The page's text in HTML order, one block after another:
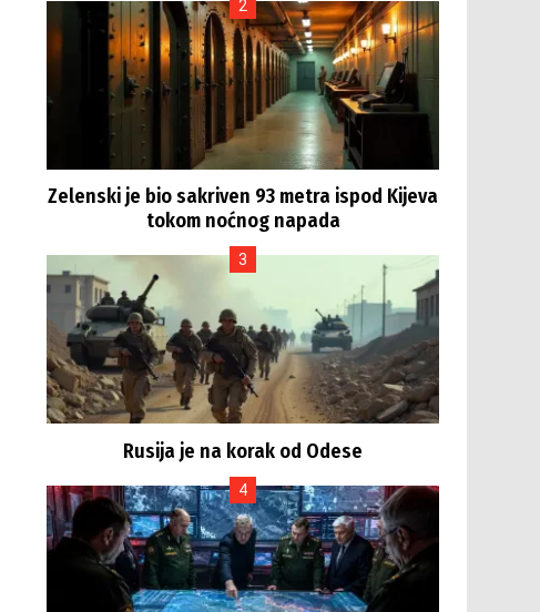
Zelenski je bio sakriven 93 metra ispod Kijeva
tokom noćnog napada
Rusija je na korak od Odese